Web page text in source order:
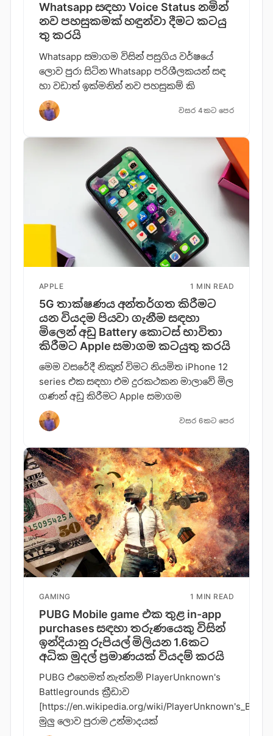
Whatsapp සඳ​හා Voice Status නමි​න්
නව පහසුකමක් හඳුන්​වා දීමට කටයු​
තු කරයි
Whatsapp සමාගම විසින් පසුගිය වර්ෂයේ
ලොව පුරා සිටින Whatsapp පරිශීලකයන් සඳ
හා වඩාත් ඉක්මනින් නව පහසුකම් කි
වසර 4කට පෙර
APPLE 1 MIN READ
5G තාක්ෂණය අන්තර්ගත කිරීමට
යන වියදම පියවා ගැනීම සඳහා
මිලෙන් අඩු Battery කොටස් භාවිතා
කිරීමට Apple සමාගම කටයුතු කරයි
මෙම වසරේදී නිකුත් විමට නියමිත iPhone 12
series එක සඳහා එම දුරකථකන මාලාවේ මිල
ගණන් අඩු කිරීමට Apple සමාගම
වසර 6කට පෙර
GAMING 1 MIN READ
PUBG Mobile game එක තුළ in-app
purchases සඳහා තරුණයෙකු විසින්
ඉන්දියානු රුපියල් මිලියන 1.6කට
අධික මුදල් ප්‍රමාණයක් වියදම් කරයි
PUBG එහෙමත් නැත්නම් PlayerUnknown's
Battlegrounds ක්‍රීඩාව
[https://en.wikipedia.org/wiki/
මුලු ලොව පුරාම උන්මාදයක්